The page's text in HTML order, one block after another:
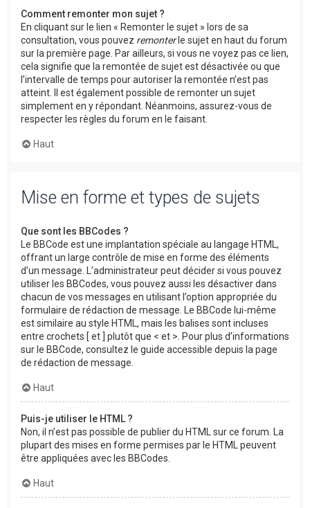
Comment remonter mon sujet ?
En cliquant sur le lien « Remonter le sujet » lors de sa
consultation, vous pouvez remonterle sujet en haut du forum
sur la première page. Par ailleurs, si vous ne voyez pas ce lien,
cela signifie que la remontée de sujet est désactivée ou que
l’intervalle de temps pour autoriser la remontée n’est pas
atteint. Il est également possible de remonter un sujet
simplement en y répondant. Néanmoins, assurez-vous de
respecter les règles du forum en le faisant.
Haut
Mise en forme et types de sujets
Que sont les BBCodes ?
Le BBCode est une implantation spéciale au langage HTML,
offrant un large contrôle de mise en forme des éléments
d’un message. L’administrateur peut décider si vous pouvez
utiliser les BBCodes, vous pouvez aussi les désactiver dans
chacun de vos messages en utilisant l’option appropriée du
formulaire de rédaction de message. Le BBCode lui-même
est similaire au style HTML, mais les balises sont incluses
entre crochets [ et ] plutôt que < et >. Pour plus d’informations
sur le BBCode, consultez le guide accessible depuis la page
de rédaction de message.
Haut
Puis-je utiliser le HTML ?
Non, il n’est pas possible de publier du HTML sur ce forum. La
plupart des mises en forme permises par le HTML peuvent
être appliquées avec les BBCodes.
Haut